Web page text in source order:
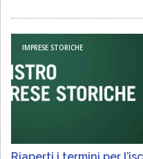
IMPRESE STORICHE